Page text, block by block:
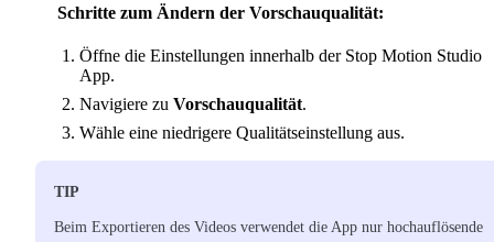
Schritte zum Ändern der Vorschauqualität:
Öffne die Einstellungen innerhalb der Stop Motion Studio
App.
Navigiere zu Vorschauqualität.
Wähle eine niedrigere Qualitätseinstellung aus.
TIP
Beim Exportieren des Videos verwendet die App nur hochauflösende